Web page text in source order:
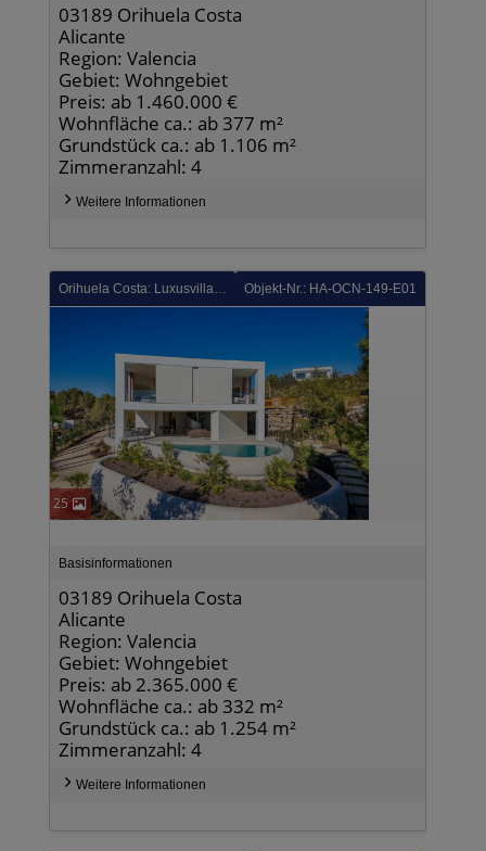
03189 Orihuela Costa
Alicante
Region: Valencia
Gebiet: Wohngebiet
Preis: ab 1.460.000 €
Wohnfläche ca.: ab 377 m²
Grundstück ca.: ab 1.106 m²
Zimmeranzahl: 4
Weitere Informationen
Orihuela Costa: Luxusvilla mit 3 Schlafzimmern, 3 Bädern, Gäste-WC und Privatpool im exklusiven Las Colinas Golf Resort Objekt-Nr.: HA-OCN-149-E01
25
Basisinformationen
03189 Orihuela Costa
Alicante
Region: Valencia
Gebiet: Wohngebiet
Preis: ab 2.365.000 €
Wohnfläche ca.: ab 332 m²
Grundstück ca.: ab 1.254 m²
Zimmeranzahl: 4
Weitere Informationen